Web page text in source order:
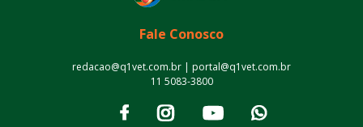
Fale Conosco
redacao@q1vet.com.br | portal@q1vet.com.br
11 5083-3800